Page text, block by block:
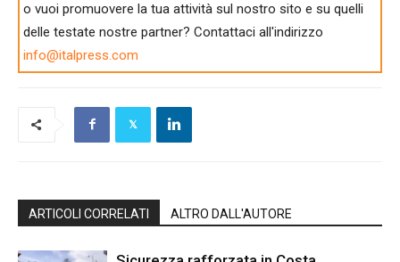
o vuoi promuovere la tua attività sul nostro sito e su quelli
delle testate nostre partner? Contattaci all'indirizzo
info@italpress.com
ARTICOLI CORRELATI ALTRO DALL'AUTORE